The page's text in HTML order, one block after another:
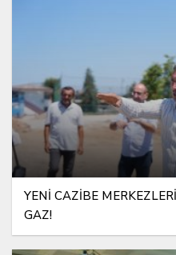
YENİ CAZİBE
GAZ!